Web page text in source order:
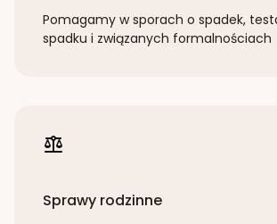
Pomagamy w sporach o spadek,
spadku i związanych formalnościach
Sprawy rodzinne